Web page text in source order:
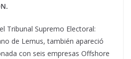
Tribunal Supremo Electoral:
de Lemus, también apareció
con seis empresas Offshore